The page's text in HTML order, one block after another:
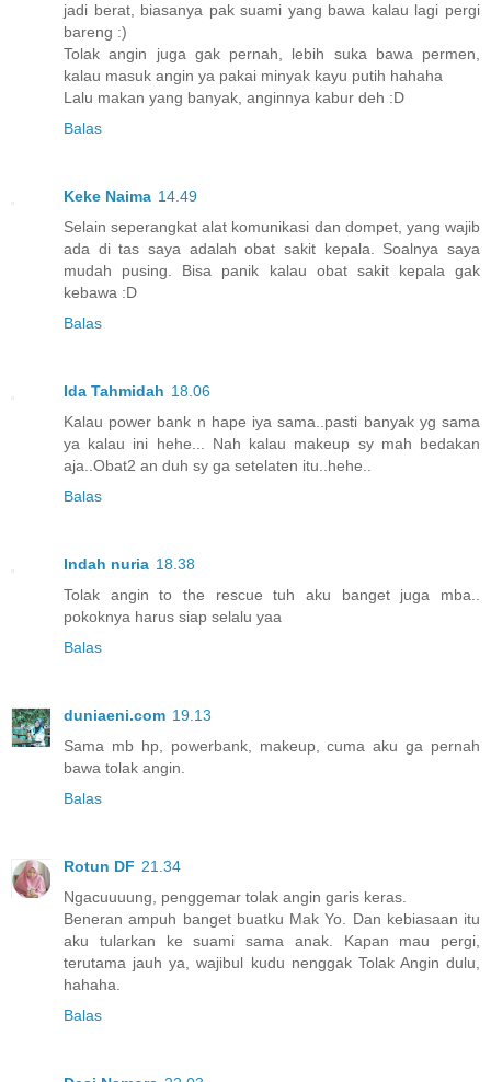
jadi berat, biasanya pak suami yang bawa kalau lagi pergi
bareng :)
Tolak angin juga gak pernah, lebih suka bawa permen,
kalau masuk angin ya pakai minyak kayu putih hahaha
Lalu makan yang banyak, anginnya kabur deh :D
Balas
Keke Naima 14.49
Selain seperangkat alat komunikasi dan dompet, yang wajib
ada di tas saya adalah obat sakit kepala. Soalnya saya
mudah pusing. Bisa panik kalau obat sakit kepala gak
kebawa :D
Balas
Ida Tahmidah 18.06
Kalau power bank n hape iya sama..pasti banyak yg sama
ya kalau ini hehe... Nah kalau makeup sy mah bedakan
aja..Obat2 an duh sy ga setelaten itu..hehe..
Balas
Indah nuria 18.38
Tolak angin to the rescue tuh aku banget juga mba..
pokoknya harus siap selalu yaa
Balas
duniaeni.com 19.13
Sama mb hp, powerbank, makeup, cuma aku ga pernah
bawa tolak angin.
Balas
Rotun DF 21.34
Ngacuuuung, penggemar tolak angin garis keras.
Beneran ampuh banget buatku Mak Yo. Dan kebiasaan itu
aku tularkan ke suami sama anak. Kapan mau pergi,
terutama jauh ya, wajibul kudu nenggak Tolak Angin dulu,
hahaha.
Balas